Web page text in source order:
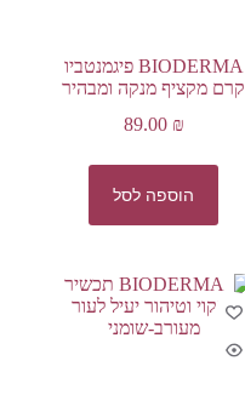
BIODERMA פיגמנטביו
קרם מקציף מנקה ומבהיר
89.00 ₪
הוספה לסל